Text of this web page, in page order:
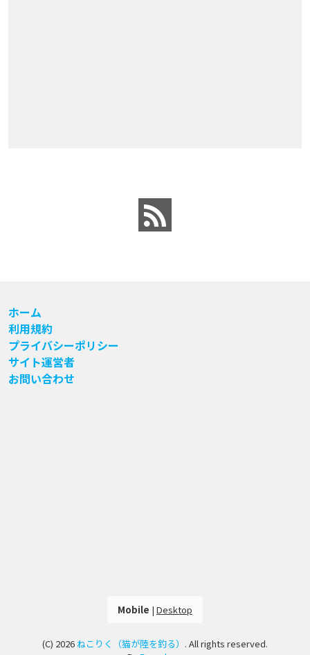
ホーム
利用規約
プライバシーポリシー
サイト運営者
お問い合わせ
Mobile | Desktop
(C) 2026ねこりく（猫が陸を釣る） . All rights reserved.